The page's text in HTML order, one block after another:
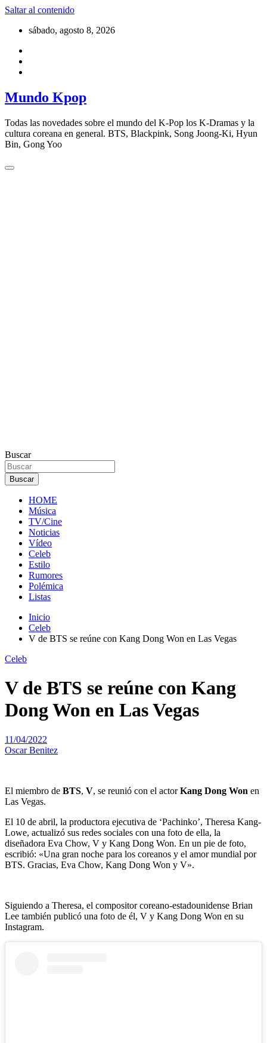
Saltar al contenido
sábado, agosto 8, 2026
Mundo Kpop
Todas las novedades sobre el mundo del K-Pop los K-Dramas y la
cultura coreana en general. BTS, Blackpink, Song Joong-Ki, Hyun
Bin, Gong Yoo
Buscar
Buscar
HOME
Música
TV/Cine
Noticias
Vídeo
Celeb
Estilo
Rumores
Polémica
Listas
Inicio
Celeb
V de BTS se reúne con Kang Dong Won en Las Vegas
Celeb
V de BTS se reúne con Kang
Dong Won en Las Vegas
11/04/2022
Oscar Benitez
El miembro de BTS, V, se reunió con el actorKang Dong Won en
Las Vegas.
El 10 de abril, la productora ejecutiva de ‘Pachinko’, Theresa Kang-
Lowe, actualizó sus redes sociales con una foto de ella, la
diseñadora Eva Chow, V y Kang Dong Won. En un pie de foto,
escribió: «Una gran noche para los coreanos y el amor mundial por
BTS. Gracias, Eva Chow, Kang Dong Won y V».
Siguiendo a Theresa, el compositor coreano-estadounidense Brian
Lee también publicó una foto de él, V y Kang Dong Won en su
Instagram.